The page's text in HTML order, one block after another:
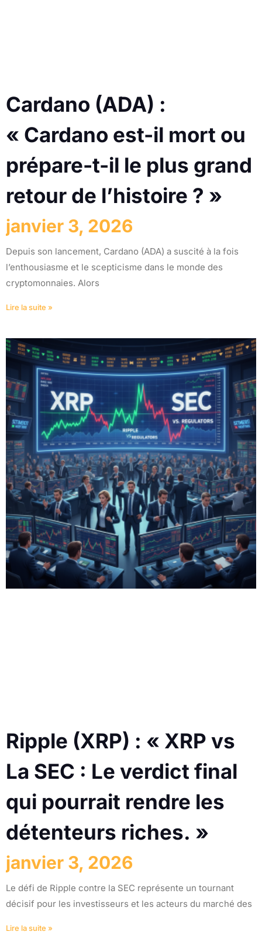
Cardano (ADA) :
« Cardano est-il mort ou
prépare-t-il le plus grand
retour de l’histoire ? »
janvier 3, 2026
Depuis son lancement, Cardano (ADA) a suscité à la fois
l’enthousiasme et le scepticisme dans le monde des
cryptomonnaies. Alors
Lire la suite »
Ripple (XRP) : « XRP vs
La SEC : Le verdict final
qui pourrait rendre les
détenteurs riches. »
janvier 3, 2026
Le défi de Ripple contre la SEC représente un tournant
décisif pour les investisseurs et les acteurs du marché des
Lire la suite »